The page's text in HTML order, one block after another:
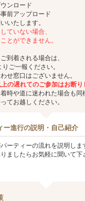
ンロード
前アップロード
いたします。
いない場合、
とができません。
到着される場合は、
りご一報ください。
せ窓口はございません。
の遅れてのご参加はお断り
時や道に迷われた場合も同
てお越しください。
ー進行の説明・自己紹介
ーティーの流れを説明しま
ましたらお気軽に聞いて下